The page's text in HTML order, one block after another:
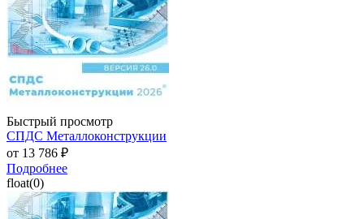
Быстрый просмотр
СПДС Металлоконструкции
от 13 786 ₽
Подробнее
float(0)